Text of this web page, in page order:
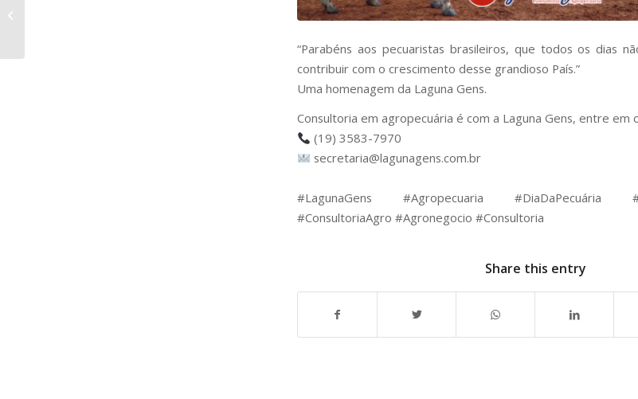
“Parabéns aos pecuaristas brasileiros, que todos os dias
contribuir com o crescimento desse grandioso País.”
Uma homenagem da Laguna Gens.
Consultoria em agropecuária é com a Laguna Gens, entre em
(19) 3583-7970
secretaria@lagunagens.com.br
#LagunaGens #Agropecuaria #DiaDaPecuária
#ConsultoriaAgro #Agronegocio #Consultoria
Share this entry